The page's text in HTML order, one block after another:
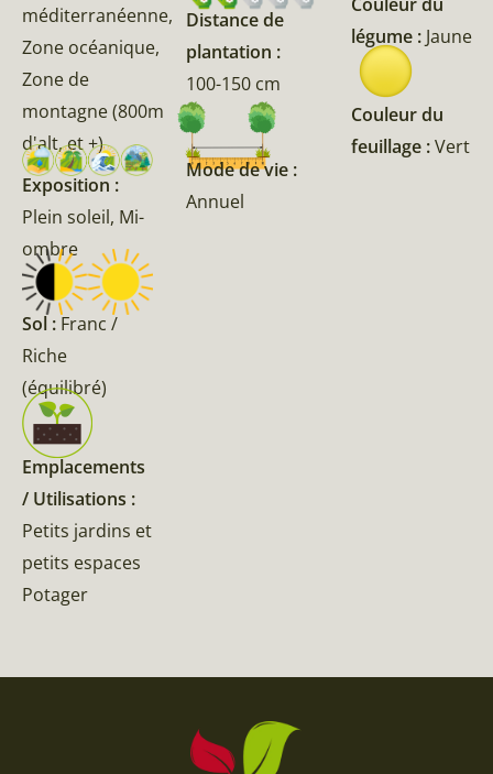
méditerranéenne,
Zone océanique,
Zone de
montagne (800m
d'alt, et +)
Exposition :
Plein soleil, Mi-
ombre
Sol : Franc /
Riche
(équilibré)
Emplacements
/ Utilisations :
Petits jardins et
petits espaces
Potager
Distance de
plantation :
100-150 cm
Mode de vie :
Annuel
légume : Jaune
Couleur du
feuillage :Vert